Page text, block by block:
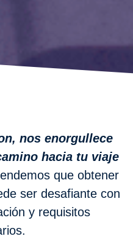
nos enorgullece
hacia tu viaje
que obtener
ser desafiante con
y requisitos